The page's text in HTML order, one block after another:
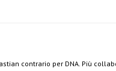
contrario per DNA. Più